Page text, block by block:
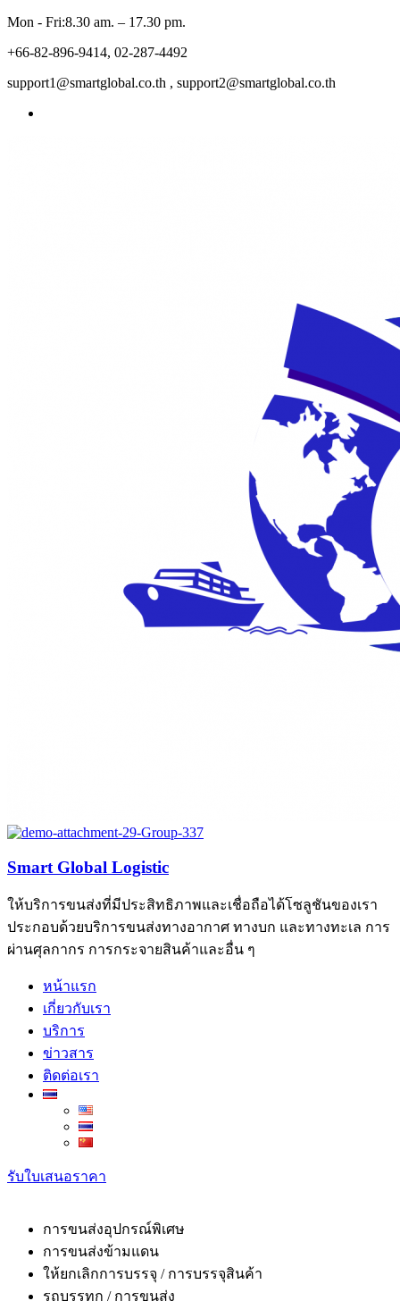
Mon - Fri:8.30 am. – 17.30 pm.
+66-82-896-9414, 02-287-4492
support1@smartglobal.co.th , support2@smartglobal.co.th
Smart Global Logistic
ให้บริการขนส่งที่มีประสิทธิภาพและเชื่อถือได้โซลูชันของเรา
ประกอบด้วยบริการขนส่งทางอากาศ ทางบก และทางทะเล การ
ผ่านศุลกากร การกระจายสินค้าและอื่น ๆ
หน้าแรก
เกี่ยวกับเรา
บริการ
ข่าวสาร
ติดต่อเรา
รับใบเสนอราคา
การขนส่งอุปกรณ์พิเศษ
การขนส่งข้ามแดน
ให้ยกเลิกการบรรจุ / การบรรจุสินค้า
รถบรรทุก / การขนส่ง